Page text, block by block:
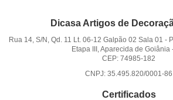
Dicasa Artigos de
Rua 14, S/N, Qd. 11 Lt. 06-12 Galpão 02 Sala 01 -
Etapa III, Aparecida de Goiânia
CEP: 74985-182
CNPJ: 35.495.820/0001-86
Certificados